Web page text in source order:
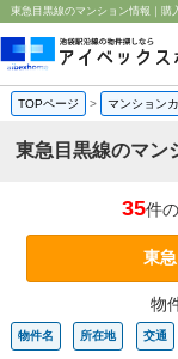
TOPページ > マンション
東急目黒線のマン
35件
東
物
物件名 所在地 交通